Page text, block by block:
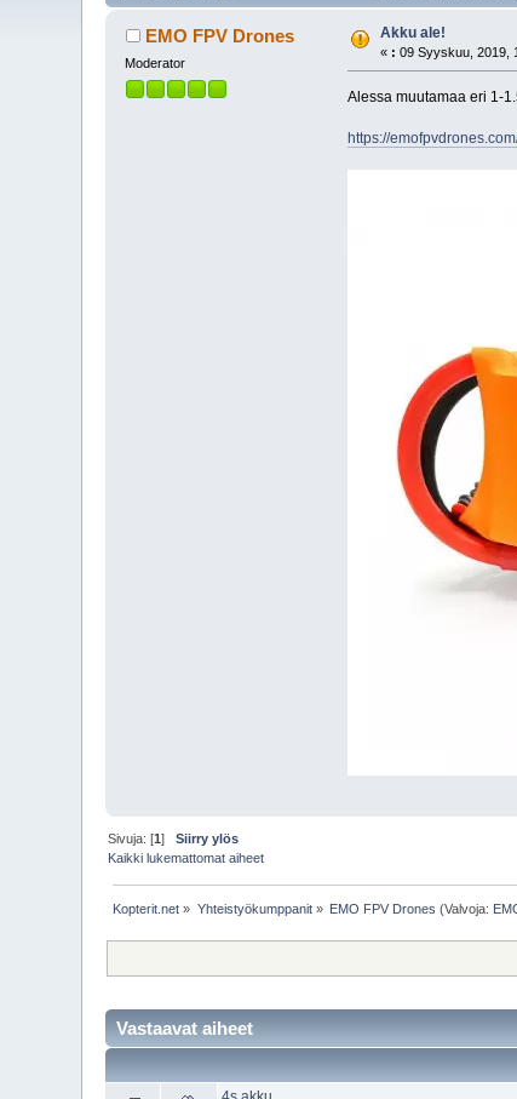
EMO FPV Drones
Moderator
Akku ale!
« : 09 Syyskuu, 2019,
Alessa muutamaa eri 1-
https://
Sivuja: [1]Siirry ylös
Kaikki lukemattomat aiheet
Kopterit.net » Yhteistyökumppanit» EMO FPV Drones (Valvoja:
Vastaavat aiheet